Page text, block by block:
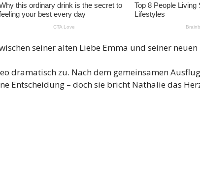
seiner alten Liebe Emma und seiner
dramatisch zu. Nach dem gemeinsamen
Entscheidung – doch sie bricht Nathalie das